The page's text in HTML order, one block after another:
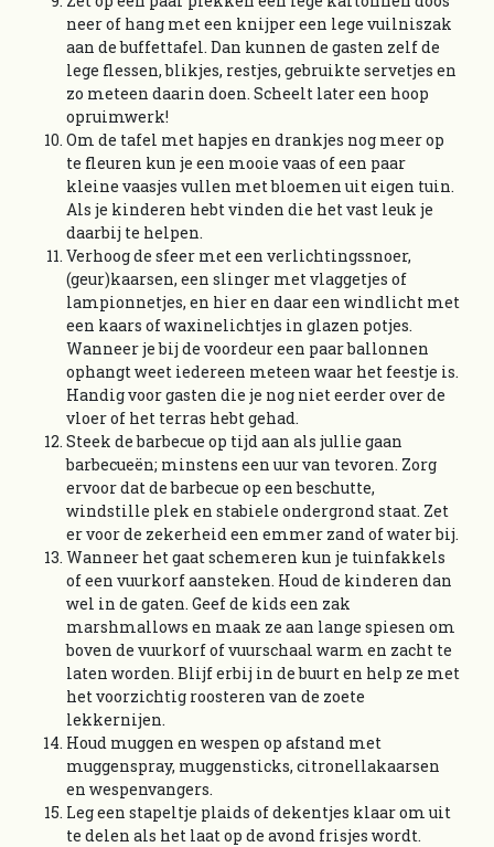
neer of hang met een knijper een lege vuilniszak
aan de buffettafel. Dan kunnen de gasten zelf de
lege flessen, blikjes, restjes, gebruikte servetjes en
zo meteen daarin doen. Scheelt later een hoop
opruimwerk!
Om de tafel met hapjes en drankjes nog meer op
te fleuren kun je een mooie vaas of een paar
kleine vaasjes vullen met bloemen uit eigen tuin.
Als je kinderen hebt vinden die het vast leuk je
daarbij te helpen.
Verhoog de sfeer met een verlichtingssnoer,
(geur)kaarsen, een slinger met vlaggetjes of
lampionnetjes, en hier en daar een windlicht met
een kaars of waxinelichtjes in glazen potjes.
Wanneer je bij de voordeur een paar ballonnen
ophangt weet iedereen meteen waar het feestje is.
Handig voor gasten die je nog niet eerder over de
vloer of het terras hebt gehad.
Steek de barbecue op tijd aan als jullie gaan
barbecueën; minstens een uur van tevoren. Zorg
ervoor dat de barbecue op een beschutte,
windstille plek en stabiele ondergrond staat. Zet
er voor de zekerheid een emmer zand of water bij.
Wanneer het gaat schemeren kun je tuinfakkels
of een vuurkorf aansteken. Houd de kinderen dan
wel in de gaten. Geef de kids een zak
marshmallows en maak ze aan lange spiesen om
boven de vuurkorf of vuurschaal warm en zacht te
laten worden. Blijf erbij in de buurt en help ze met
het voorzichtig roosteren van de zoete
lekkernijen.
Houd muggen en wespen op afstand met
muggenspray, muggensticks, citronellakaarsen
en wespenvangers.
Leg een stapeltje plaids of dekentjes klaar om uit
te delen als het laat op de avond frisjes wordt.